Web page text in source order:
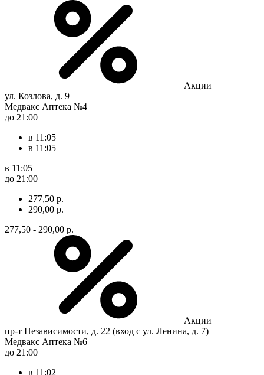
Акции
ул. Козлова, д. 9
Медвакс Аптека №4
до 21:00
в 11:05
в 11:05
в 11:05
до 21:00
277,50 р.
290,00 р.
277,50 - 290,00 р.
Акции
пр-т Независимости, д. 22 (вход с ул. Ленина, д. 7)
Медвакс Аптека №6
до 21:00
в 11:02